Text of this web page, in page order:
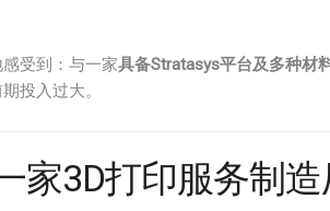
受到：与一家具备Stratasys平台及多种材
投入过大。
家3D打印服务制